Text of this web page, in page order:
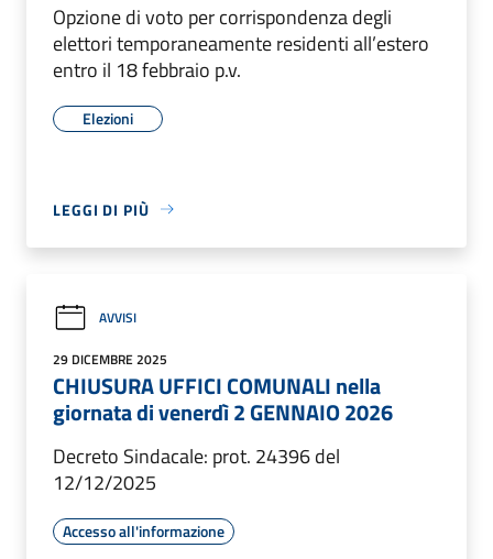
Opzione di voto per corrispondenza degli
elettori temporaneamente residenti all’estero
entro il 18 febbraio p.v.
Elezioni
LEGGI DI PIÙ
AVVISI
29 DICEMBRE 2025
CHIUSURA UFFICI COMUNALI nella
giornata di venerdì 2 GENNAIO 2026
Decreto Sindacale: prot. 24396 del
12/12/2025
Accesso all'informazione